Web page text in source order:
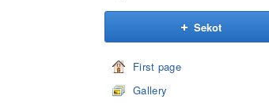
Sekot
First page
Gallery